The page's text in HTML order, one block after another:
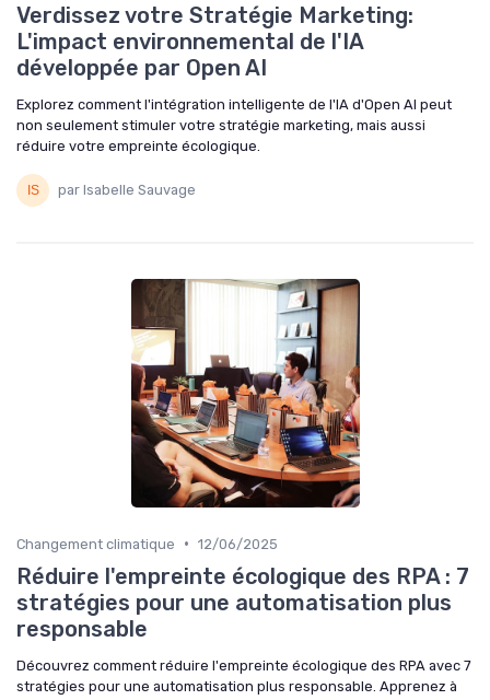
Verdissez votre Stratégie Marketing:
L'impact environnemental de l'IA
développée par Open AI
Explorez comment l'intégration intelligente de l'IA d'Open AI peut
non seulement stimuler votre stratégie marketing, mais aussi
réduire votre empreinte écologique.
par Isabelle Sauvage
Changement climatique • 12/06/2025
Réduire l'empreinte écologique des RPA : 7
stratégies pour une automatisation plus
responsable
Découvrez comment réduire l'empreinte écologique des RPA avec 7
stratégies pour une automatisation plus responsable. Apprenez à